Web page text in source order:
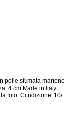
foto. Condizione: 10/10
nelle fotografie
UE. Spediamo in tutto